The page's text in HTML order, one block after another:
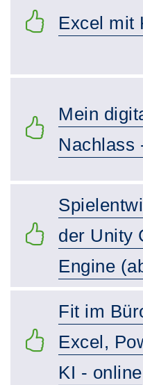
Excel mit
Mein
Nachlass
der Unity
Engine
Fit im
Excel,
KI - online